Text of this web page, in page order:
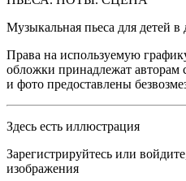
Музыкальная пьеса для детей в
Права на используемую
обложки принадлежат авторам
и фото предоставлены
Здесь есть иллюстрация
Зарегистрируйтесь или
изображения